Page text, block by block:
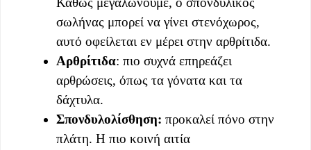
σωλήνας μπορεί να γίνει στενόχωρος,
αυτό οφείλεται εν μέρει στην αρθρίτιδα.
Αρθρίτιδα: πιο συχνά επηρεάζει
αρθρώσεις, όπως τα γόνατα και τα
δάχτυλα.
Σπονδυλολίσθηση: προκαλεί πόνο στην
πλάτη. Η πιο κοινή αιτία